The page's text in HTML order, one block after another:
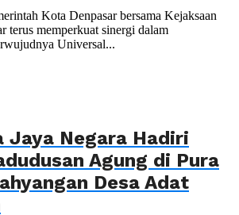
Kota Denpasar bersama Kejaksaan
terus memperkuat sinergi dalam
Universal...
Jaya Negara Hadiri
Agung di Pura
Desa Adat